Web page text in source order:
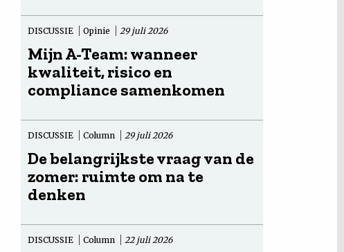
DISCUSSIE Opinie 29 juli 2026
Mijn A-Team: wanneer
kwaliteit, risico en
compliance samenkomen
DISCUSSIE Column 29 juli 2026
De belangrijkste vraag van de
zomer: ruimte om na te
denken
DISCUSSIE Column 22 juli 2026